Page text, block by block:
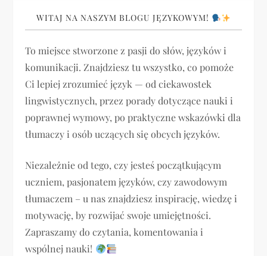
a
c
j
a
w
p
i
s
u
WITAJ NA NASZYM BLOGU JĘZYKOWYM!
To miejsce stworzone z pasji do słów, języków i
komunikacji. Znajdziesz tu wszystko, co pomoże
Ci lepiej zrozumieć język — od ciekawostek
lingwistycznych, przez porady dotyczące nauki i
poprawnej wymowy, po praktyczne wskazówki dla
tłumaczy i osób uczących się obcych języków.
Niezależnie od tego, czy jesteś początkującym
uczniem, pasjonatem języków, czy zawodowym
tłumaczem – u nas znajdziesz inspirację, wiedzę i
motywację, by rozwijać swoje umiejętności.
Zapraszamy do czytania, komentowania i
wspólnej nauki!